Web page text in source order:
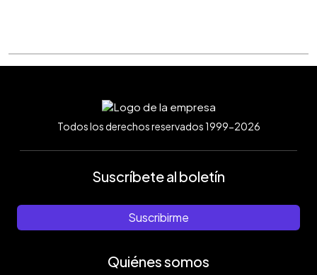
Todos los derechos reservados 1999-2026
Suscríbete al boletín
Suscribirme
Quiénes somos